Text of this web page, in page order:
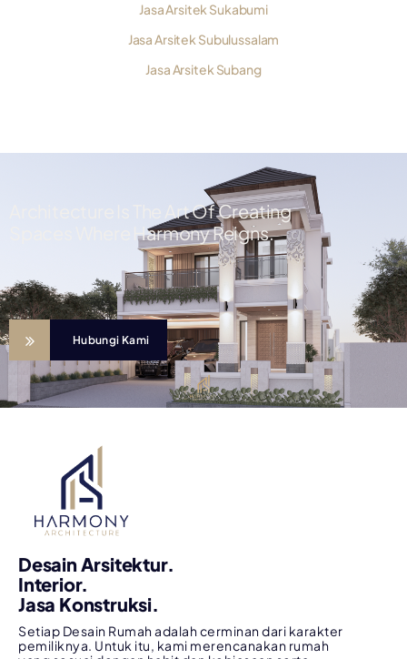
Jasa Arsitek Sukabumi
Jasa Arsitek Subulussalam
Jasa Arsitek Subang
Architecture Is The Art Of Creating
Spaces Where Harmony Reigns.
Hubungi Kami
Desain Arsitektur.
Interior.
Jasa Konstruksi.
Setiap Desain Rumah adalah cerminan dari karakter
pemiliknya. Untuk itu, kami merencanakan rumah